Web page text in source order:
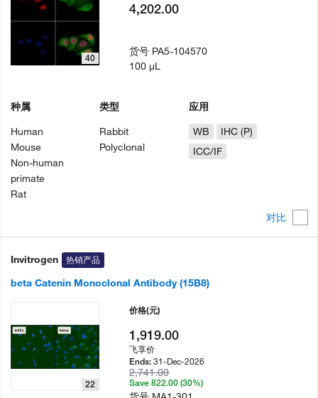
对比
40
种属
Human
Mouse
Non-human
primate
Rat
类型
Rabbit
Polyclonal
应用
WB
IHC (P)
ICC/IF
4,202.00
货号 PA5-104570
100 µL
Invitrogen 热销产品
beta Catenin Monoclonal Antibody (15B8)
22
价格(元)
1,919.00
飞享价
Ends:31-Dec-2026
2,741.00
Save 822.00 (30%)